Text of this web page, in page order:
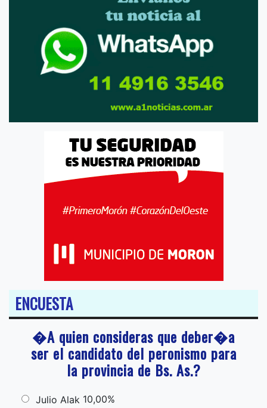
ENCUESTA
�A quien consideras que deber�a
ser el candidato del peronismo para
la provincia de Bs. As.?
Julio Alak 10,00%